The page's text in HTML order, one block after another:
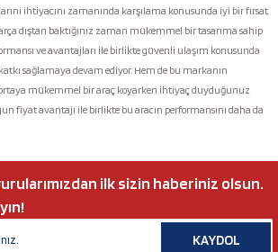
ihtiyacını zamanında karşılama konusunda iyi bir fırsat
dıştan baktığınız zaman mükemmel bir tasarıma sahip
ve avantajları ile birlikte güvenli ulaşım konusunda
sağlamaya devam ediyor. Hem de bu markanın
mükemmel bir araç koyarken ihtiyaç duyduğunuz
fiyat avantajı ile birlikte bu aracın performansını daha da
ilk sizin haberiniz olsun.
KAYDOL